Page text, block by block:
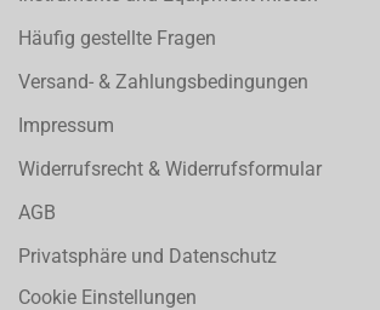
Häufig gestellte Fragen
Versand- & Zahlungsbedingungen
Impressum
Widerrufsrecht & Widerrufsformular
AGB
Privatsphäre und Datenschutz
Cookie Einstellungen